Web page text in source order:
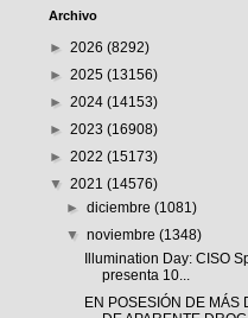
Archivo
► 2026 (8292)
► 2025 (13156)
► 2024 (14153)
► 2023 (16908)
► 2022 (15173)
▼ 2021 (14576)
►diciembre(1081)
▼noviembre(1348)
Illumination Day: CISO
presenta 10...
EN POSESIÓN DE MÁS